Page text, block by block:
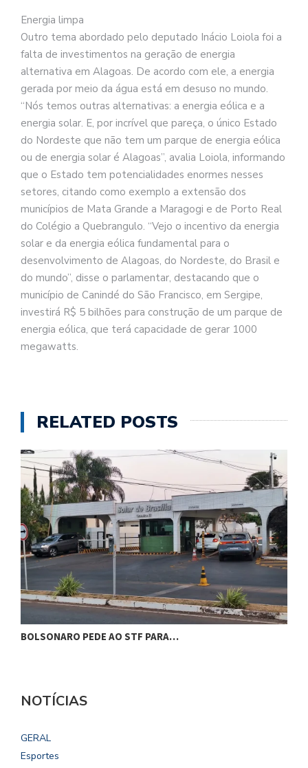
Energia limpa
Outro tema abordado pelo deputado Inácio Loiola foi a
falta de investimentos na geração de energia
alternativa em Alagoas. De acordo com ele, a energia
gerada por meio da água está em desuso no mundo.
“Nós temos outras alternativas: a energia eólica e a
energia solar. E, por incrível que pareça, o único Estado
do Nordeste que não tem um parque de energia eólica
ou de energia solar é Alagoas”, avalia Loiola, informando
que o Estado tem potencialidades enormes nesses
setores, citando como exemplo a extensão dos
municípios de Mata Grande a Maragogi e de Porto Real
do Colégio a Quebrangulo. “Vejo o incentivo da energia
solar e da energia eólica fundamental para o
desenvolvimento de Alagoas, do Nordeste, do Brasil e
do mundo”, disse o parlamentar, destacando que o
município de Canindé do São Francisco, em Sergipe,
investirá R$ 5 bilhões para construção de um parque de
energia eólica, que terá capacidade de gerar 1000
megawatts.
RELATED POSTS
BOLSONARO PEDE AO STF PARA…
NOTÍCIAS
GERAL
Esportes